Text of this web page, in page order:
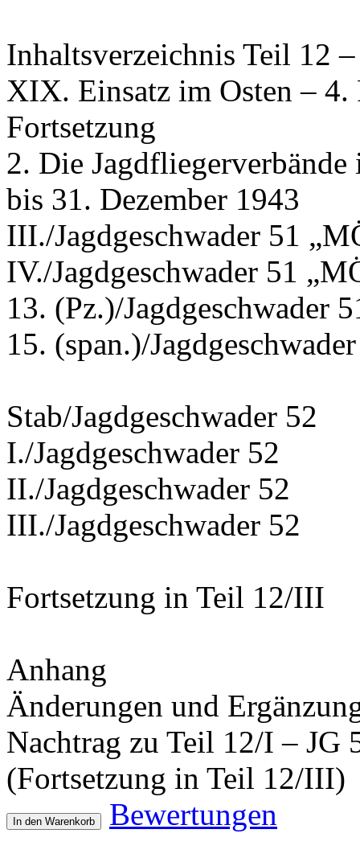
Inhaltsverzeichnis Teil 12
XIX. Einsatz im Osten – 4.
Fortsetzung
2. Die
bis 31. Dezember 1943
III./Jagdgeschwader 51
IV./Jagdgeschwader 51
13. (Pz.)/Jagdgeschwader
15. (span.)/
Stab/Jagdgeschwader 52
I./Jagdgeschwader 52
II./Jagdgeschwader 52
III./Jagdgeschwader 52
Fortsetzung in Teil 12/III
Anhang
Änderungen und
Nachtrag zu Teil 12/I – JG
(Fortsetzung in Teil 12/III)
In den Warenkorb Bewertungen